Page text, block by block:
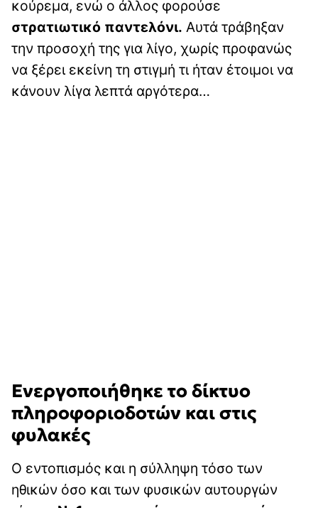
κούρεμα, ενώ ο άλλος φορούσε
στρατιωτικό παντελόνι. Αυτά τράβηξαν
την προσοχή της για λίγο, χωρίς προφανώς
να ξέρει εκείνη τη στιγμή τι ήταν έτοιμοι να
κάνουν λίγα λεπτά αργότερα…
Ενεργοποιήθηκε το δίκτυο
πληροφοριοδοτών και στις
φυλακές
Ο εντοπισμός και η σύλληψη τόσο των
ηθικών όσο και των φυσικών αυτουργών